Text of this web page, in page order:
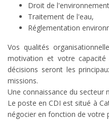
Droit de
Traitement de l'eau,
Réglementation
Vos qualités
motivation et votre
décisions seront les
missions.
Une connaissance du secteur
Le poste en CDI est situé à
négocier en fonction de votre